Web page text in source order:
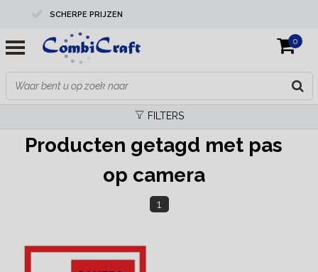
SCHERPE PRIJZEN
PROFESSIONELE KWALITEIT
EXPERTS IN MAATWERK
0
FILTERS
Producten getagd met pas
op camera
1